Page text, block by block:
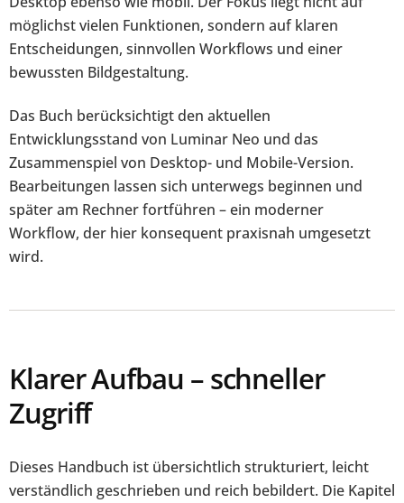
möglichst vielen Funktionen, sondern auf klaren
Entscheidungen, sinnvollen Workflows und einer
bewussten Bildgestaltung.
Das Buch berücksichtigt den aktuellen
Entwicklungsstand von Luminar Neo und das
Zusammenspiel von Desktop- und Mobile-Version.
Bearbeitungen lassen sich unterwegs beginnen und
später am Rechner fortführen – ein moderner
Workflow, der hier konsequent praxisnah umgesetzt
wird.
Klarer Aufbau – schneller
Zugriff
Dieses Handbuch ist übersichtlich strukturiert, leicht
verständlich geschrieben und reich bebildert. Die Kapitel